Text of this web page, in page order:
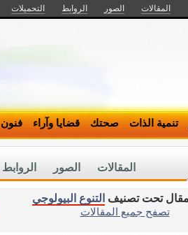
المقالات الصور الروابط التحميلات
تنمية الذات صحتك قضايا وآراء فنون
الروابط الصور المقالات
التنوع البيولوجي
تصفح جميع المقالات